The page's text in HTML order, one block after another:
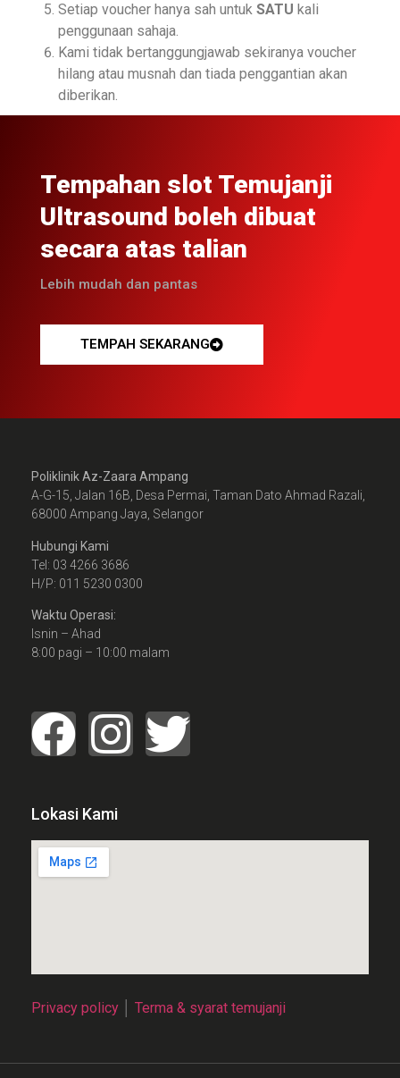
Setiap voucher hanya sah untuk SATU kali
penggunaan sahaja.
Kami tidak bertanggungjawab sekiranya voucher
hilang atau musnah dan tiada penggantian akan
diberikan.
Tempahan slot Temujanji
Ultrasound boleh dibuat
secara atas talian
Lebih mudah dan pantas
TEMPAH SEKARANG
Poliklinik Az-Zaara Ampang
A-G-15, Jalan 16B, Desa Permai, Taman Dato Ahmad Razali,
68000 Ampang Jaya, Selangor
Hubungi Kami
Tel: 03 4266 3686
H/P: 011 5230 0300
Waktu Operasi:
Isnin – Ahad
8:00 pagi – 10:00 malam
Lokasi Kami
Privacy policy Terma & syarat temujanji